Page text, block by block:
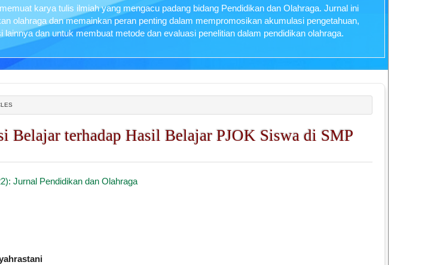
karya tulis ilmiah yang mengacu padang bidang Pendidikan dan Olahraga. Jurnal ini
olahraga dan memainkan peran penting dalam mempromosikan akumulasi pengetahuan,
dan untuk membuat metode dan evaluasi penelitian dalam pendidikan olahraga.
Belajar terhadap Hasil Belajar PJOK Siswa di SMP
Jurnal Pendidikan dan Olahraga